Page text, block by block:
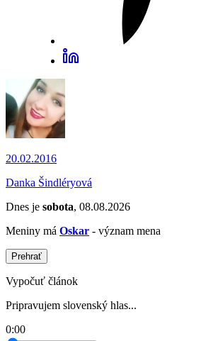
20.02.2016
Danka Šindléryová
Dnes je sobota, 08.08.2026
Meniny má Oskar - význam mena
Prehrať
Vypočuť článok
Pripravujem slovenský hlas...
0:00